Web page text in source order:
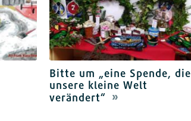
Bitte um „eine Spende, die
unsere kleine Welt
verändert“